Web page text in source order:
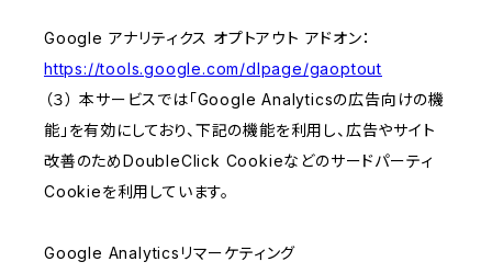
Google アナリティクス オプトアウト アドオン：
https://tools.google.com/dlpage/gaoptout
（３） 本サービスでは「Google Analyticsの広告向けの機
能」を有効にしており、下記の機能を利用し、広告やサイト
改善のためDoubleClick Cookieなどのサードパーティ
Cookieを利用しています。
Google Analyticsリマーケティング